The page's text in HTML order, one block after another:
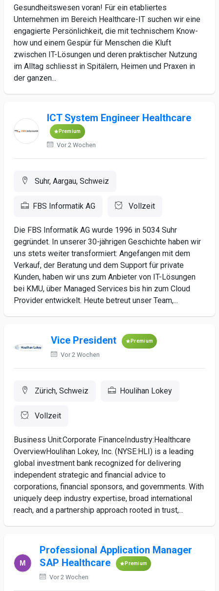
Gesundheitswesen voran! Für ein etabliertes
Unternehmen im Bereich Healthcare-IT suchen wir eine
engagierte Persönlichkeit, die mit technischem Know-
how und einem Gespür für Menschen die Kluft
zwischen IT-Lösungen und deren praktischer Nutzung
im Alltag schliesst in Spitälern, Heimen und Praxen in
der ganzen...
ICT System Engineer Healthcare
Premium
Vor 2 Wochen
Suhr, Aargau, Schweiz
FBS Informatik AG Vollzeit
Die FBS Informatik AG wurde 1996 in 5034 Suhr
gegründet. In unserer 30-jährigen Geschichte haben wir
uns stets weiter transformiert: Angefangen mit dem
Verkauf, der Beratung und dem Support für private
Kunden, haben wir uns zum Anbieter von IT-Lösungen
bei KMU, über Managed Services bis hin zum Cloud
Provider entwickelt. Heute betreut unser Team,...
Vice President Premium
Vor 2 Wochen
Zürich, Schweiz Houlihan Lokey
Vollzeit
Business Unit:Corporate FinanceIndustry:Healthcare
OverviewHoulihan Lokey, Inc. (NYSE:HLI) is a leading
global investment bank recognized for delivering
independent strategic and financial advice to
corporations, financial sponsors, and governments. With
uniquely deep industry expertise, broad international
reach, and a partnership approach rooted in trust,...
Professional Application Manager
SAP Healthcare
Premium
Vor 2 Wochen